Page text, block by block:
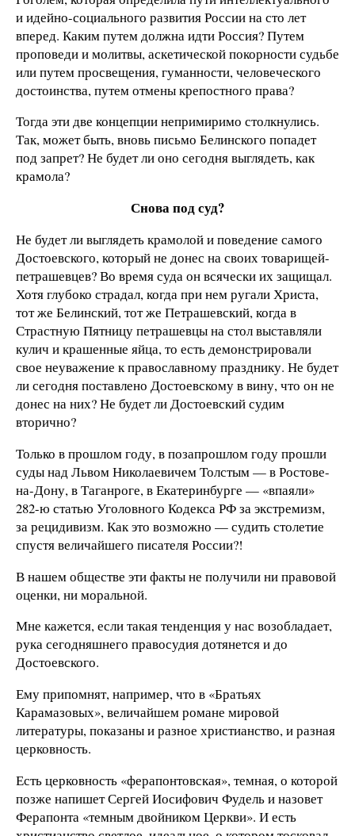
и идейно-социального развития России на сто лет
вперед. Каким путем должна идти Россия? Путем
проповеди и молитвы, аскетической покорности судьбе
или путем просвещения, гуманности, человеческого
достоинства, путем отмены крепостного права?
Тогда эти две концепции непримиримо столкнулись.
Так, может быть, вновь письмо Белинского попадет
под запрет? Не будет ли оно сегодня выглядеть, как
крамола?
Снова под суд?
Не будет ли выглядеть крамолой и поведение самого
Достоевского, который не донес на своих товарищей-
петрашевцев? Во время суда он всячески их защищал.
Хотя глубоко страдал, когда при нем ругали Христа,
тот же Белинский, тот же Петрашевский, когда в
Страстную Пятницу петрашевцы на стол выставляли
кулич и крашенные яйца, то есть демонстрировали
свое неуважение к православному празднику. Не будет
ли сегодня поставлено Достоевскому в вину, что он не
донес на них? Не будет ли Достоевский судим
вторично?
Только в прошлом году, в позапрошлом году прошли
суды над Львом Николаевичем Толстым — в Ростове-
на-Дону, в Таганроге, в Екатеринбурге — «впаяли»
282-ю статью Уголовного Кодекса РФ за экстремизм,
за рецидивизм. Как это возможно — судить столетие
спустя величайшего писателя России?!
В нашем обществе эти факты не получили ни правовой
оценки, ни моральной.
Мне кажется, если такая тенденция у нас возобладает,
рука сегодняшнего правосудия дотянется и до
Достоевского.
Ему припомнят, например, что в «Братьях
Карамазовых», величайшем романе мировой
литературы, показаны и разное христианство, и разная
церковность.
Есть церковность «ферапонтовская», темная, о которой
позже напишет Сергей Иосифович Фудель и назовет
Ферапонта «темным двойником Церкви». И есть